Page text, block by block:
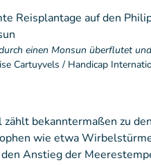
einen Monsun überflutet
Cartuyvels / Handicap
bekanntermaßen zu
wie etwa
Anstieg der